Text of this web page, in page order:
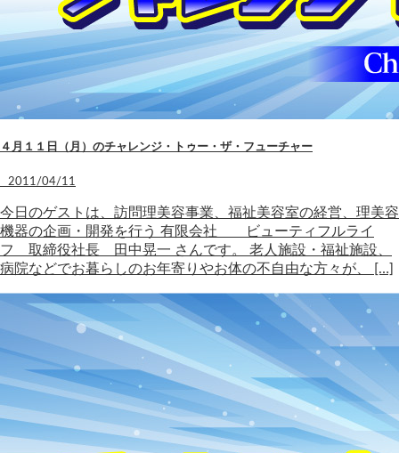
４月１１日（月）のチャレンジ・トゥー・ザ・フューチャー
2011/04/11
今日のゲストは、訪問理美容事業、福祉美容室の経営、理美容
機器の企画・開発を行う 有限会社 ビューティフルライ
フ 取締役社長 田中晃一 さんです。 老人施設・福祉施設、
病院などでお暮らしのお年寄りやお体の不自由な方々が、 […]